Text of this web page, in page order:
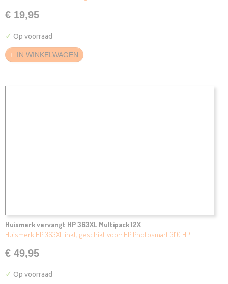
€ 19,95
✓ Op voorraad
IN WINKELWAGEN
Huismerk vervangt HP 363XL Multipack 12X
Huismerk HP 363XL inkt, geschikt voor: HP Photosmart 3110 HP…
€ 49,95
✓ Op voorraad